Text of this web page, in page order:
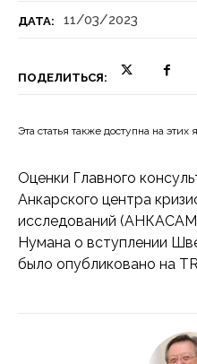
ДАТА: 11/03/2023
ПОДЕЛИТЬСЯ:
Эта статья также доступна на этих
Оценки Главного
Анкарского центра
исследований
Нумана о вступлении
было опубликовано на